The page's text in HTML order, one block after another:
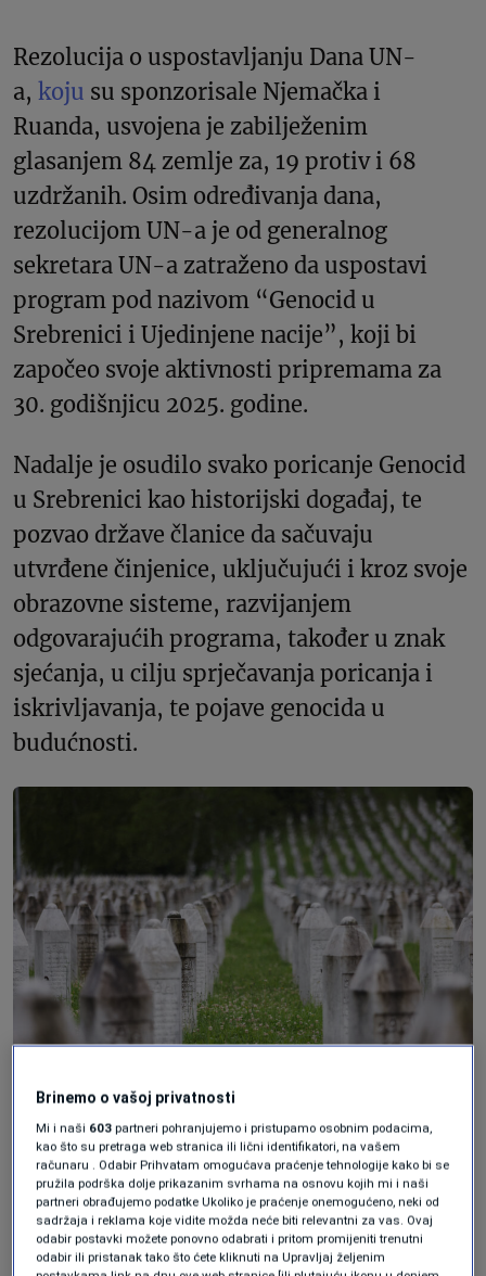
Rezolucija o uspostavljanju Dana UN-
a, koju su sponzorisale Njemačka i
Ruanda, usvojena je zabilježenim
glasanjem 84 zemlje za, 19 protiv i 68
uzdržanih. Osim određivanja dana,
rezolucijom UN-a je od generalnog
sekretara UN-a zatraženo da uspostavi
program pod nazivom “Genocid u
Srebrenici i Ujedinjene nacije”, koji bi
započeo svoje aktivnosti pripremama za
30. godišnjicu 2025. godine.
Nadalje je osudilo svako poricanje Genocid
u Srebrenici kao historijski događaj, te
pozvao države članice da sačuvaju
utvrđene činjenice, uključujući i kroz svoje
obrazovne sisteme, razvijanjem
odgovarajućih programa, također u znak
sjećanja, u cilju sprječavanja poricanja i
iskrivljavanja, te pojave genocida u
budućnosti.
Srebrenica genocide is seen at the Memorial Center in Srebrenica,
Bosnia and Herzegovina, May 14, 2024. REUTERS/Amel Emric
Srebrenica bila sigurna
Brinemo o vašoj privatnosti
Mi i naši 603 partneri pohranjujemo i pristupamo osobnim podacima,
kao što su pretraga web stranica ili lični identifikatori, na vašem
računaru . Odabir Prihvatam omogućava praćenje tehnologije kako bi se
pružila podrška dolje prikazanim svrhama na osnovu kojih mi i naši
partneri obrađujemo podatke Ukoliko je praćenje onemogućeno, neki od
sadržaja i reklama koje vidite možda neće biti relevantni za vas. Ovaj
odabir postavki možete ponovno odabrati i pritom promijeniti trenutni
odabir ili pristanak tako što ćete kliknuti na Upravljaj željenim